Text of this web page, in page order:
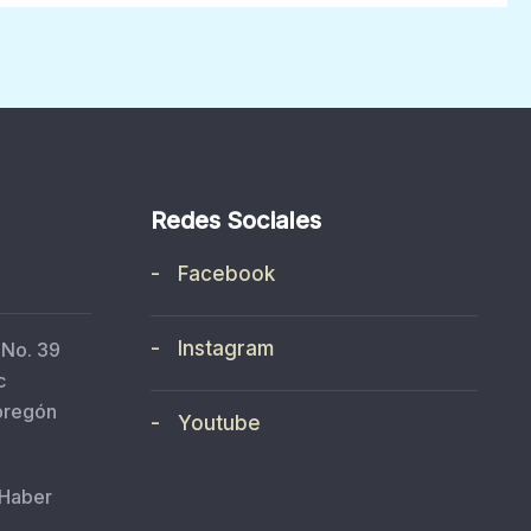
39
Redes Sociales
- Facebook
- Instagram
- Youtube